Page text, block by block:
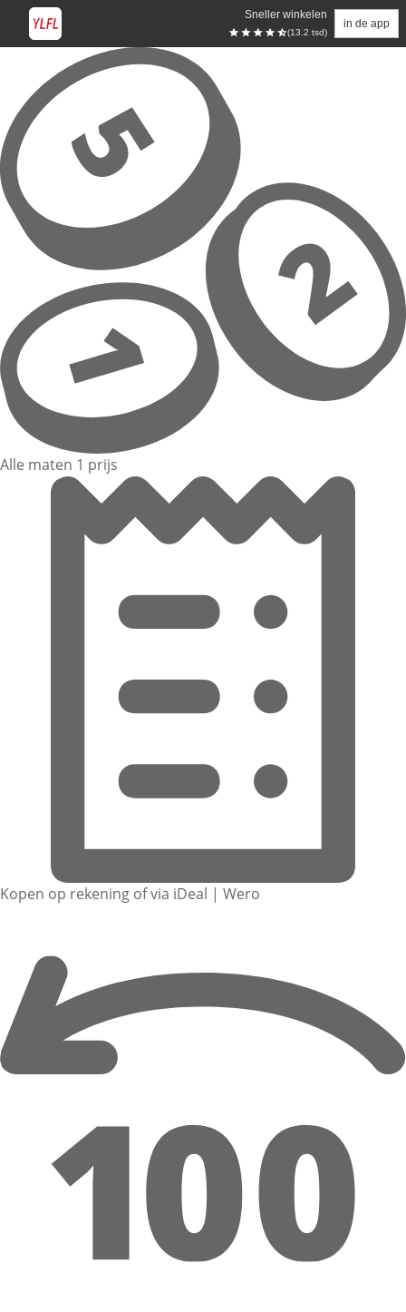
Sneller winkelen
(13.2 tsd)
in de app
Overslaan naar hoofdinhoud
Alle maten 1 prijs
Kopen op rekening of via iDeal | Wero